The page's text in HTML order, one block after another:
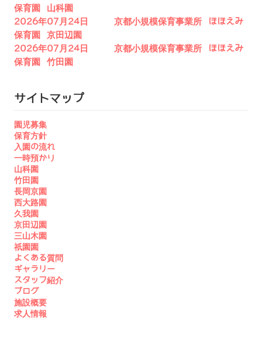
保育園 山科園
2026年07月24日 京都小規模保育事業所 ほほえみ
保育園 京田辺園
2026年07月24日 京都小規模保育事業所 ほほえみ
保育園 竹田園
サイトマップ
園児募集
保育方針
入園の流れ
一時預かり
山科園
竹田園
長岡京園
西大路園
久我園
京田辺園
三山木園
祇園園
よくある質問
ギャラリー
スタッフ紹介
ブログ
施設概要
求人情報